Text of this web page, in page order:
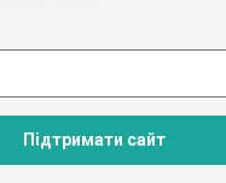
Підтримати сайт